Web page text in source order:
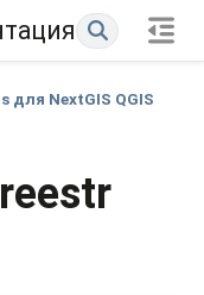
для NextGIS QGIS